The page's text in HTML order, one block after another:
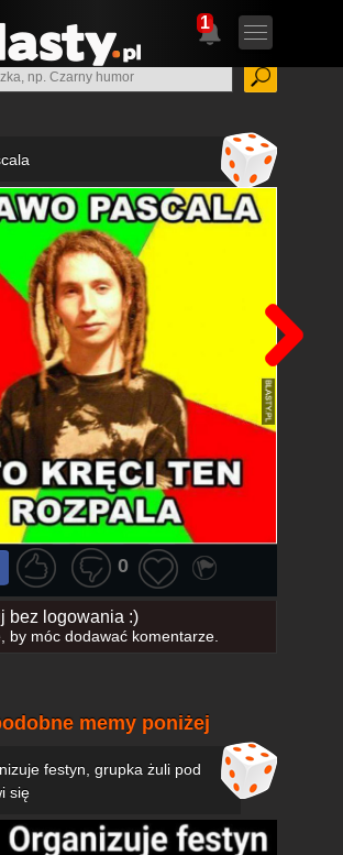
1
0
bez logowania :)
, by móc dodawać komentarze.
memy poniżej
festyn, grupka żuli pod
się